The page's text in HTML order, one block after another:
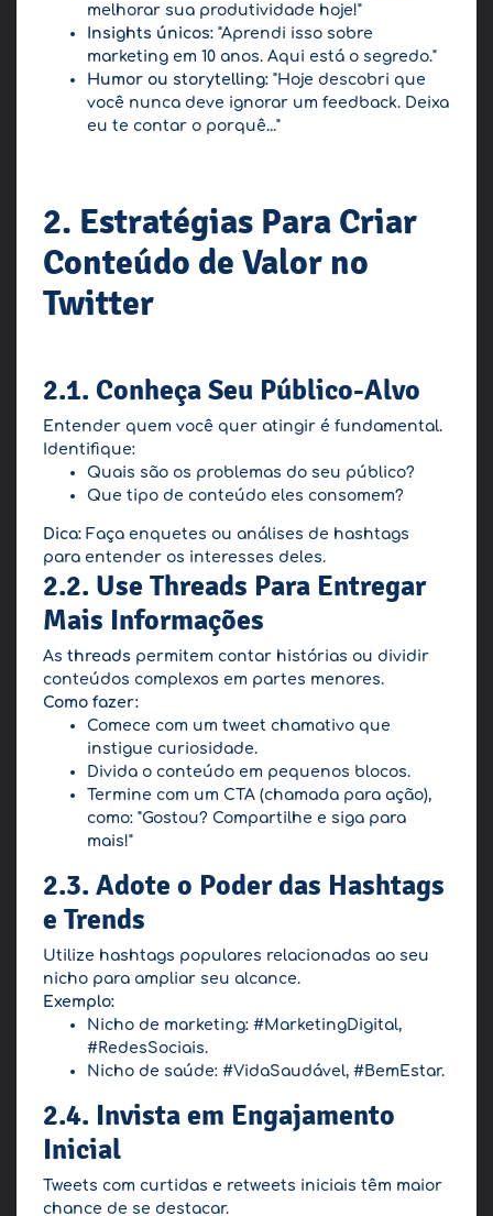
melhorar sua produtividade hoje!"
Insights únicos: "Aprendi isso sobre
marketing em 10 anos. Aqui está o segredo."
Humor ou storytelling: "Hoje descobri que
você nunca deve ignorar um feedback. Deixa
eu te contar o porquê..."
2. Estratégias Para Criar
Conteúdo de Valor no
Twitter
2.1. Conheça Seu Público-Alvo
Entender quem você quer atingir é fundamental.
Identifique:
Quais são os problemas do seu público?
Que tipo de conteúdo eles consomem?
Dica: Faça enquetes ou análises de hashtags
para entender os interesses deles.
2.2. Use Threads Para Entregar
Mais Informações
As threads permitem contar histórias ou dividir
conteúdos complexos em partes menores.
Como fazer:
Comece com um tweet chamativo que
instigue curiosidade.
Divida o conteúdo em pequenos blocos.
Termine com um CTA (chamada para ação),
como: "Gostou? Compartilhe e siga para
mais!"
2.3. Adote o Poder das Hashtags
e Trends
Utilize hashtags populares relacionadas ao seu
nicho para ampliar seu alcance.
Exemplo:
Nicho de marketing: #MarketingDigital,
#RedesSociais.
Nicho de saúde: #VidaSaudável, #BemEstar.
2.4. Invista em Engajamento
Inicial
Tweets com curtidas e retweets iniciais têm maior
chance de se destacar.